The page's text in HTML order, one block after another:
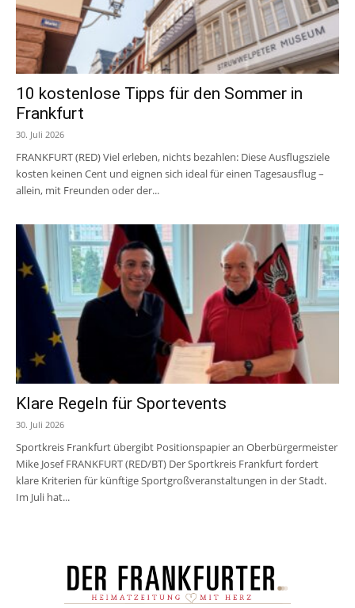
10 kostenlose Tipps für den Sommer in
Frankfurt
30. Juli 2026
FRANKFURT (RED) Viel erleben, nichts bezahlen: Diese Ausflugsziele
kosten keinen Cent und eignen sich ideal für einen Tagesausflug –
allein, mit Freunden oder der...
Klare Regeln für Sportevents
30. Juli 2026
Sportkreis Frankfurt übergibt Positionspapier an Oberbürgermeister
Mike Josef FRANKFURT (RED/BT) Der Sportkreis Frankfurt fordert
klare Kriterien für künftige Sportgroßveranstaltungen in der Stadt.
Im Juli hat...